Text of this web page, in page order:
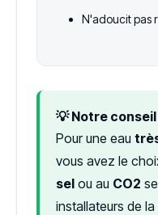
N'adoucit pas
💡 Notre conseil
Pour une eau
vous avez le
sel ou au CO2
installateurs de